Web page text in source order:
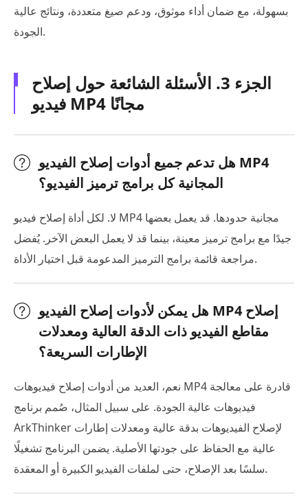
بسهولة، مع ضمان أداء موثوق، ودعم صيغ متعددة، ونتائج عالية
الجودة.
الجزء 3. الأسئلة الشائعة حول إصلاح
فيديو MP4 مجانًا
هل تدعم جميع أدوات إصلاح الفيديو MP4
المجانية كل برامج ترميز الفيديو؟
لا. لكل أداة إصلاح فيديو MP4 مجانية حدودها. قد يعمل بعضها
جيدًا مع برامج ترميز معينة، بينما قد لا يعمل البعض الآخر. يُفضل
مراجعة قائمة برامج الترميز المدعومة قبل اختيار الأداة.
هل يمكن لأدوات إصلاح الفيديو MP4 إصلاح
مقاطع الفيديو ذات الدقة العالية ومعدلات
الإطارات السريعة؟
نعم، العديد من أدوات إصلاح فيديوهات MP4 قادرة على معالجة
فيديوهات عالية الجودة. على سبيل المثال، صُمم برنامج
ArkThinker لإصلاح الفيديوهات بدقة عالية ومعدلات إطارات
عالية مع الحفاظ على جودتها الأصلية. يضمن البرنامج تشغيلًا
سلسًا بعد الإصلاح، حتى لملفات الفيديو الكبيرة أو المعقدة.